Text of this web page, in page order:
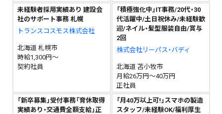
未経験者採用実績あり 建設会
社のサポート事務 札幌
トランスコスモス株式会社
北海道 札幌市
時給1,300円～
契約社員
「積極強化中」IT事務/20代・30
代活躍中/土日祝休み/未経験歓
迎/ネイル・髪型服装自由/賞与
2回
株式会社リーパス・バディ
北海道 苫小牧市
月給26万円～40万円
正社員
「新卒募集」受付事務「育休取得
実績あり・交通費全額支給」正
「月40万以上可!」スマホの製造
スタッフ/未経験OK/福利厚生